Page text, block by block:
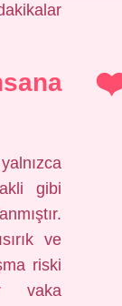
gibi
ve
riski
vaka